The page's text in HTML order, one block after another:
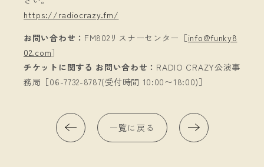
https://radiocrazy.fm/
お問い合わせ： FM802リスナーセンター［info@funky8
02.com］
チケットに関する お問い合わせ： RADIO CRAZY公演事
務局［06-7732-8787(受付時間 10:00〜18:00)］
一覧に戻る